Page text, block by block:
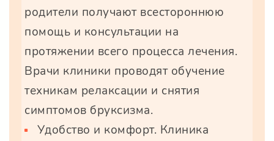
родители получают всестороннюю
помощь и консультации на
протяжении всего процесса лечения.
Врачи клиники проводят обучение
техникам релаксации и снятия
симптомов бруксизма.
Удобство и комфорт. Клиника